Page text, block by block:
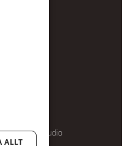
Brand Studio
ALLT